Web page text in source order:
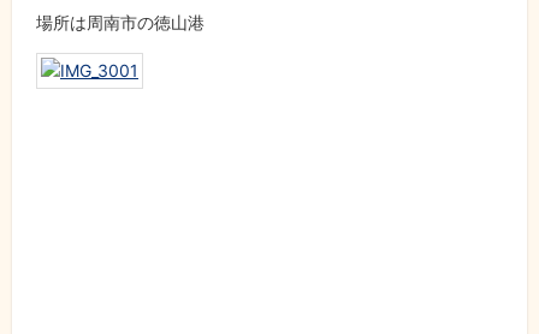
場所は周南市の徳山港